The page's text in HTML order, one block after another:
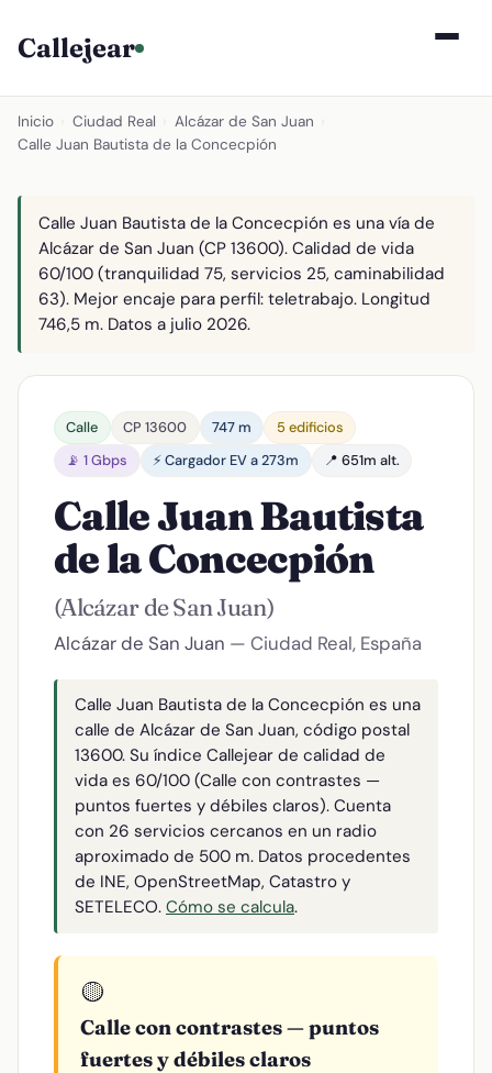
Callejear
Inicio Ciudad Real Alcázar de San Juan
Calle Juan Bautista de la Concecpión
Calle Juan Bautista de la Concecpión es una vía de
Alcázar de San Juan (CP 13600). Calidad de vida
60/100 (tranquilidad 75, servicios 25, caminabilidad
63). Mejor encaje para perfil: teletrabajo. Longitud
746,5 m. Datos a julio 2026.
Calle CP 13600 747 m
5 edificios
📡 1 Gbps
⚡ Cargador EV a 273m 📍 651m alt.
Calle Juan Bautista
de la Concecpión
(Alcázar de San Juan)
Alcázar de San Juan — Ciudad Real, España
Calle Juan Bautista de la Concecpión es una
calle de Alcázar de San Juan, código postal
13600. Su índice Callejear de calidad de
vida es 60/100 (Calle con contrastes —
puntos fuertes y débiles claros). Cuenta
con 26 servicios cercanos en un radio
aproximado de 500 m. Datos procedentes
de INE, OpenStreetMap, Catastro y
SETELECO. Cómo se calcula.
🟡
Calle con contrastes — puntos
fuertes y débiles claros